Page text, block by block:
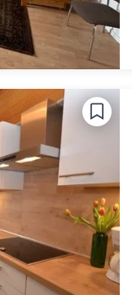
1 wechseln
2 wechseln
4 wechseln
5 wechseln
6 wechseln